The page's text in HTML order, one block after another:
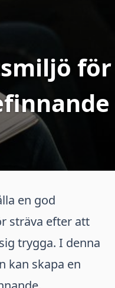
för
en god
sträva efter att
trygga. I denna
kan skapa en